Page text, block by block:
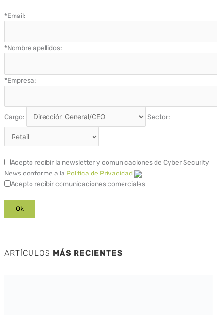
*Email:
*Nombre apellidos:
*Empresa:
Cargo: Sector:
Acepto recibir la newsletter y comunicaciones de Cyber Security
News conforme a la Política de Privacidad
Acepto recibir comunicaciones comerciales
ARTÍCULOS MÁS RECIENTES